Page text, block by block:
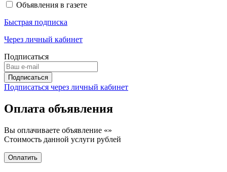
Объявления в газете
Быстрая подписка
Через личный кабинет
Подписаться
Подписаться через личный кабинет
Оплата объявления
Вы оплачиваете объявление «»
Стоимость данной услуги рублей